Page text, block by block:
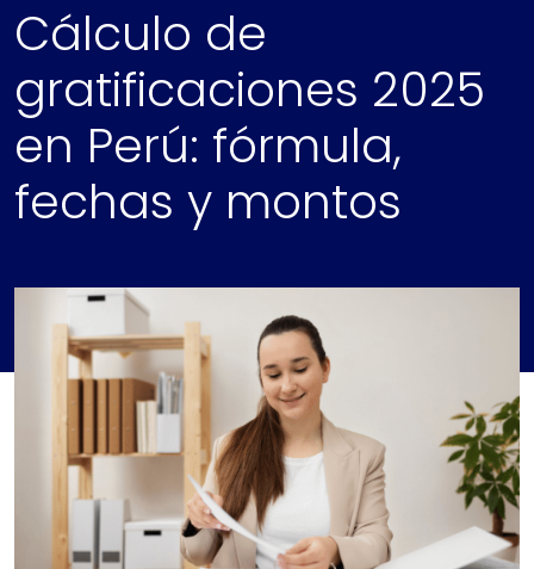
Cálculo de
gratificaciones 2025
en Perú: fórmula,
fechas y montos